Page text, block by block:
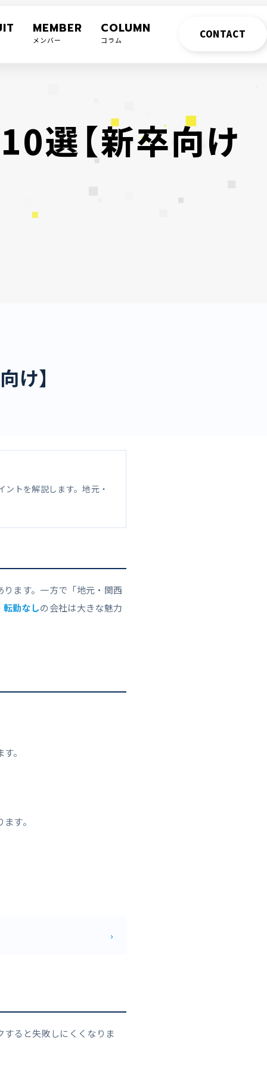
CONTACT
MEMBER
メンバー
COLUMN
コラム
10選【新卒向け
け】
ントを解説します。地元・
ます。一方で「地元・関西
転勤なしの会社は大きな魅力
。
す。
›
すると失敗しにくくなりま